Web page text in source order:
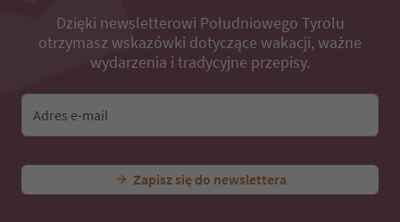
Dzięki newsletterowi Południowego Tyrolu
otrzymasz wskazówki dotyczące wakacji, ważne
wydarzenia i tradycyjne przepisy.
Adres e-mail
Zapisz się do newslettera